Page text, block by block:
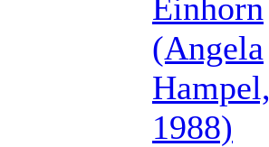
Einhorn
(Angela
Hampel,
1988)